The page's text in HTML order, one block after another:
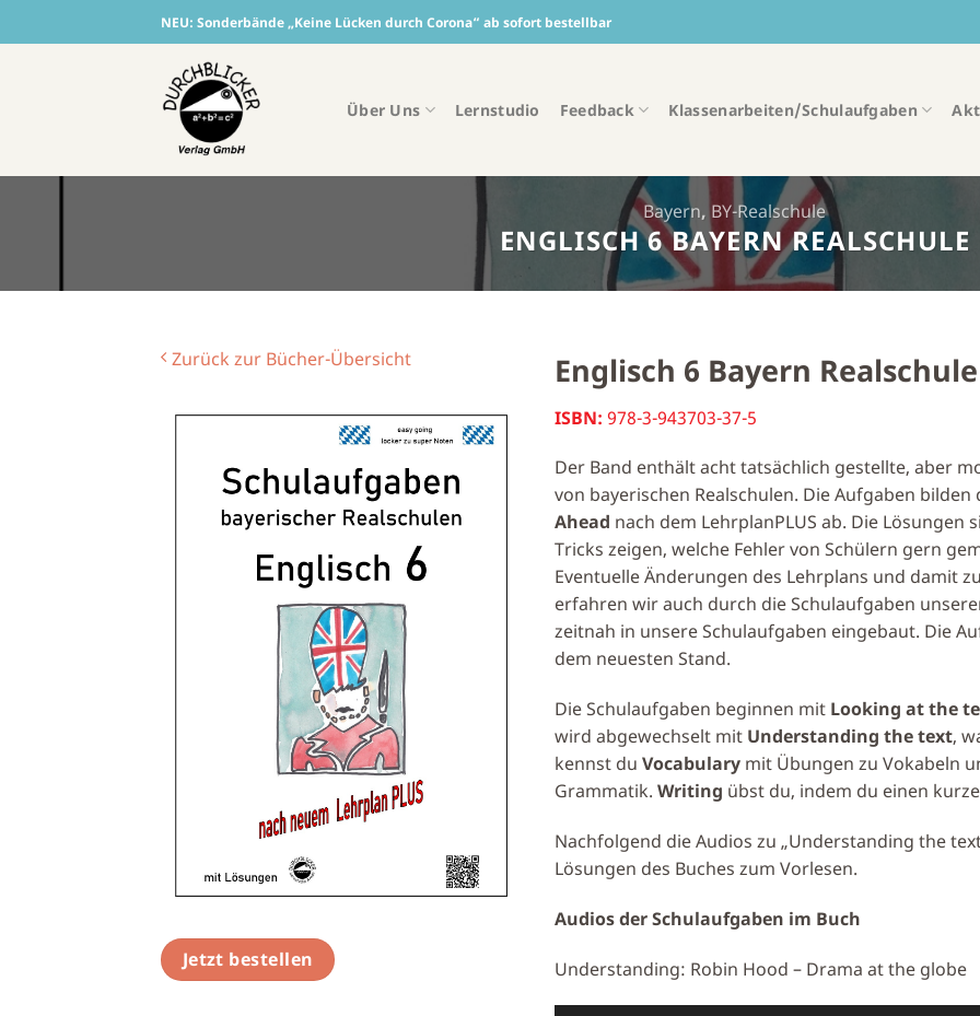
to
NEU: Sonderbände „Keine Lücken durch Corona“ ab sofort bestellbar
Über Uns Lernstudio Feedback Klassenarbeiten/Schulaufgaben
Bayern, BY-Realschule
ENGLISCH 6 BAYERN REALSCHULE
Zurück zur Bücher-Übersicht
Jetzt bestellen
Englisch 6 Bayern Realschule
ISBN: 978-3-943703-37-5
Der Band enthält acht tatsächlich gestellte, aber
von bayerischen Realschulen. Die Aufgaben
Ahead nach dem LehrplanPLUS ab. Die
Tricks zeigen, welche Fehler von Schülern gern
Eventuelle Änderungen des Lehrplans und damit
erfahren wir auch durch die Schulaufgaben
zeitnah in unsere Schulaufgaben eingebaut. Die
dem neuesten Stand.
Die Schulaufgaben beginnen mit Looking at the
wird abgewechselt mit Understanding the text,
kennst du Vocabulary mit Übungen zu Vokabeln
Grammatik. Writing übst du, indem du einen
Nachfolgend die Audios zu „Understanding the
Lösungen des Buches zum Vorlesen.
Audios der Schulaufgaben im Buch
Understanding: Robin Hood – Drama at the globe